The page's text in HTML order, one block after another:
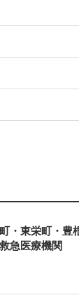
・東栄町・
急医療機関